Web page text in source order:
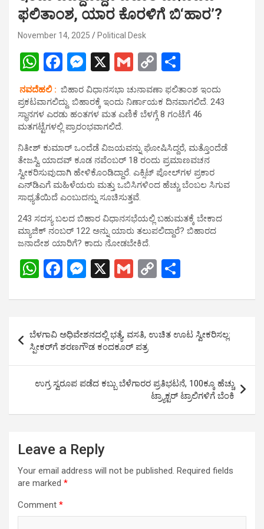
ಫಲಿತಾಂಶ, ಯಾರ ಕೊರಳಿಗೆ ಬಿ‘ಹಾರ’?
November 14, 2025 Political Desk
W
h
at
s
A
p
p
F
a
ce
b
o
o
k
M
es
se
n
g
er
X
G
ail
C
py
Li
k
ar
e
ನವದೆಹಲಿ : ಬಿಹಾರ ವಿಧಾನಸಭಾ ಚುನಾವಣಾ ಫಲಿತಾಂಶ ಇಂದು
ಪ್ರಕಟವಾಗಲಿದ್ದು. ಬಿಹಾರಕ್ಕೆ ಇಂದು ನಿರ್ಣಾಯಕ ದಿನವಾಗಲಿದೆ. 243
ಸ್ಥಾನಗಳ ಎರಡು ಹಂತಗಳ ಮತ ಎಣಿಕೆ ಬೆಳಗ್ಗೆ 8 ಗಂಟೆಗೆ 46
ಮತಗಟ್ಟೆಗಳಲ್ಲಿ ಪ್ರಾರಂಭವಾಗಲಿದೆ.
ನಿತೀಶ್ ಕುಮಾರ್ ಒಂದೆಡೆ ವಿಜಯವನ್ನು ಘೋಷಿಸಿದ್ದರೆ, ಮತ್ತೊಂದೆಡೆ
ತೇಜಸ್ವಿ ಯಾದವ್ ಕೂಡ ನವೆಂಬರ್ 18 ರಂದು ಪ್ರಮಾಣವಚನ
ಸ್ವೀಕರಿಸುವುದಾಗಿ ಹೇಳಿಕೊಂಡಿದ್ದಾರೆ. ಎಕ್ಸಿಟ್ ಪೋಲ್‌ಗಳ ಪ್ರಕಾರ
ಎನ್‌ಡಿಎಗೆ ಮಹಿಳೆಯರು ಮತ್ತು ಒಬಿಸಿಗಳಿಂದ ಹೆಚ್ಚು ಬೆಂಬಲ ಸಿಗುವ
ಸಾಧ್ಯತೆಯಿದೆ ಎಂಬುದನ್ನು ಸೂಚಿಸುತ್ತವೆ.
243 ಸದಸ್ಯ ಬಲದ ಬಿಹಾರ ವಿಧಾನಸಭೆಯಲ್ಲಿ ಬಹುಮತಕ್ಕೆ ಬೇಕಾದ
ಮ್ಯಾಜಿಕ್ ನಂಬರ್ 122 ಅನ್ನು ಯಾರು ತಲುಪಲಿದ್ದಾರೆ? ಬಿಹಾರದ
ಜನಾದೇಶ ಯಾರಿಗೆ? ಕಾದು ನೋಡಬೇಕಿದೆ.
W
at
s
A
p
p
F
ce
b
o
o
k
M
se
n
g
er
X
G
ail
C
py
Li
n
k
ar
e
navigation
ಬೆಳಗಾವಿ ಅಧಿವೇಶನದಲ್ಲಿ ಭತ್ಯೆ, ವಸತಿ, ಉಚಿತ ಊಟ ಸ್ವೀಕರಿಸಲ್ಲ:
ಸ್ಪೀಕರ್‌ಗೆ ಶರಣಗೌಡ ಕಂದಕೂರ್ ಪತ್ರ
ಉಗ್ರ ಸ್ವರೂಪ ಪಡೆದ ಕಬ್ಬು ಬೆಳೆಗಾರರ ಪ್ರತಿಭಟನೆ, 100ಕ್ಕೂ ಹೆಚ್ಚು
ಟ್ರ್ಯಾಕ್ಟರ್ ಟ್ರಾಲಿಗಳಿಗೆ ಬೆಂಕಿ
Leave a Reply
Your email address will not be published. Required fields
are marked *
Comment *